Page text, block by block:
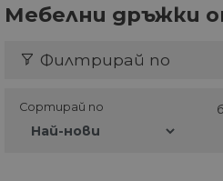
Мебелни дръжки
Филтрирай по
Сортирай по